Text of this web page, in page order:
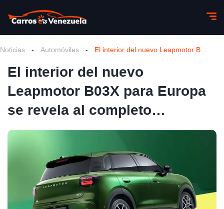
Noticias - Automóviles -
El interior del nuevo
Leapmotor B03X para Europa
se revela al completo…